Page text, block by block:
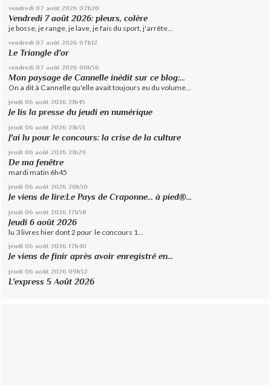
vendredi 07 août 2026 07h20
Vendredi 7 août 2026: pleurs, colère
je bosse, je range, je lave, je fais du sport, j'arrête...
vendredi 07 août 2026 07h12
Le Triangle d'or
vendredi 07 août 2026 00h56
Mon paysage de Cannelle inédit sur ce blog:...
On a dit à Cannelle qu'elle avait toujours eu du volume...
jeudi 06 août 2026 21h45
Je lis la presse du jeudi en numérique
jeudi 06 août 2026 21h33
J'ai lu pour le concours: la crise de la culture
jeudi 06 août 2026 21h29
De ma fenêtre
mardi matin 6h45
jeudi 06 août 2026 20h50
Je viens de lire:Le Pays de Craponne... à pied®...
jeudi 06 août 2026 17h58
Jeudi 6 août 2026
lu 3 livres hier dont 2 pour le concours 1...
jeudi 06 août 2026 17h40
Je viens de finir après avoir enregistré en...
jeudi 06 août 2026 09h52
L'express 5 Août 2026